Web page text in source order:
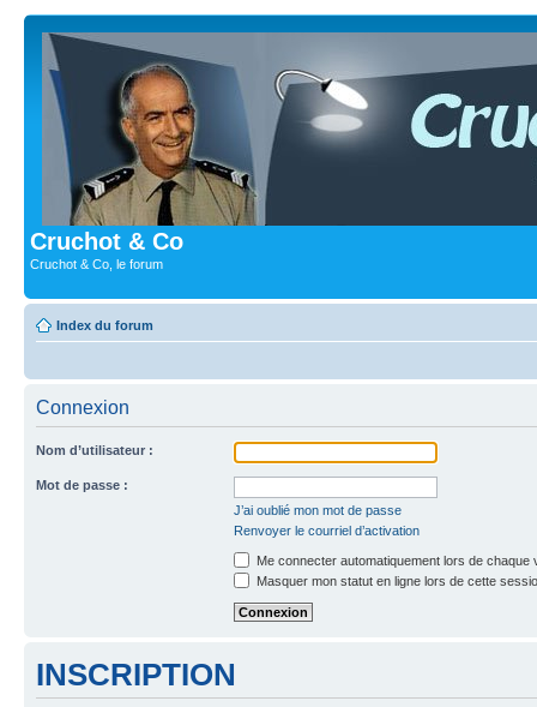
Cruchot & Co
Cruchot & Co, le forum
Index du forum
Connexion
Nom d’utilisateur :
Mot de passe :
J’ai oublié mon mot de passe
Renvoyer le courriel d’activation
Me connecter automatiquement lors de chaque
Masquer mon statut en ligne lors de cette
INSCRIPTION